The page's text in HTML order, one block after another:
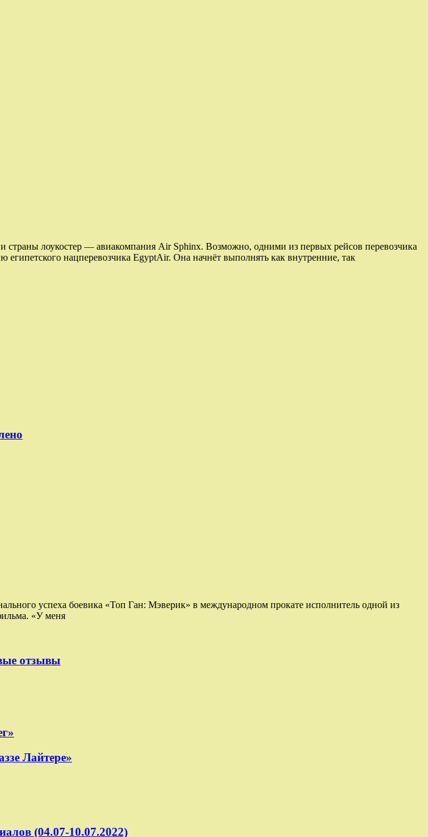
лоукостер — авиакомпания Air Sphinx. Возможно, одними из первых рейсов перевозчика
нацперевозчика EgyptAir. Она начнёт выполнять как внутренние, так
успеха боевика «Топ Ган: Мэверик» в международном прокате исполнитель одной из
«У меня
отзывы
Лайтере»
(04.07-10.07.2022)